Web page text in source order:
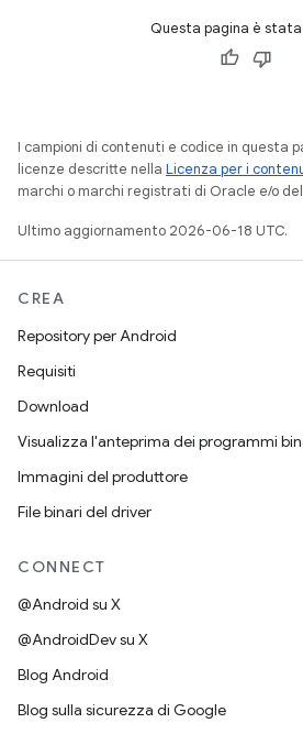
Questa pagina è
I campioni di contenuti e codice in questa
licenze descritte nella Licenza per i
marchi o marchi registrati di Oracle e/o
Ultimo aggiornamento 2026-06-18 UTC.
CREA
Repository per Android
Requisiti
Download
Visualizza l'anteprima dei programmi
Immagini del produttore
File binari del driver
CONNECT
@Android su X
@AndroidDev su X
Blog Android
Blog sulla sicurezza di Google